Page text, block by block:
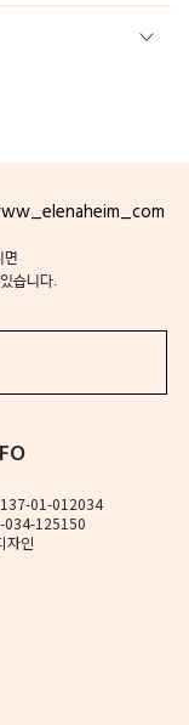
면
습니다.
01-012034
034-125150
자인